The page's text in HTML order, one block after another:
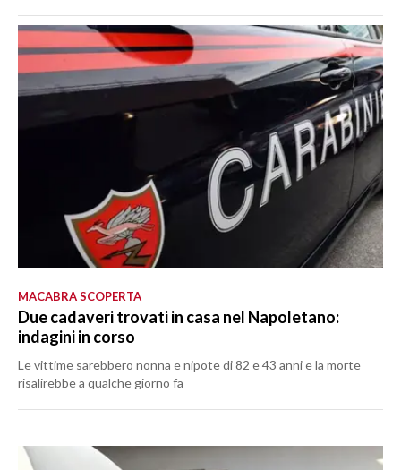
MACABRA SCOPERTA
Due cadaveri trovati in casa nel Napoletano:
indagini in corso
Le vittime sarebbero nonna e nipote di 82 e 43 anni e la morte
risalirebbe a qualche giorno fa